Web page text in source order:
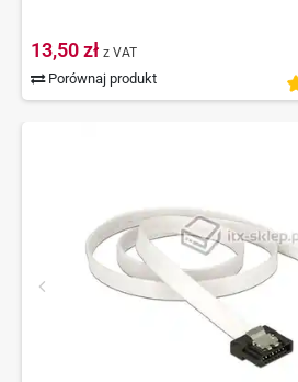
13,50 zł z VAT
Porównaj produkt